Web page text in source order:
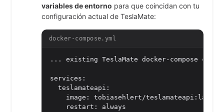
variables de entorno para que coincidan con tu
configuración actual de TeslaMate:
docker-compose.yml
... existing TeslaMate docker-compose
services:
  teslamateapi:
    image: tobiasehlert/teslamateapi:latest
    restart: always